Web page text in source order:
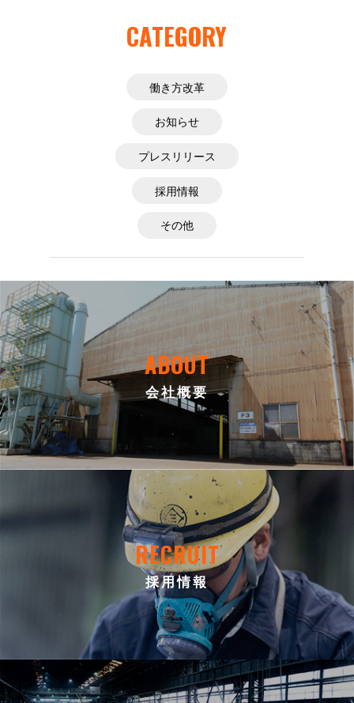
CATEGORY
働き方改革
お知らせ
プレスリリース
採用情報
その他
ABOUT
会社概要
RECRUIT
採用情報